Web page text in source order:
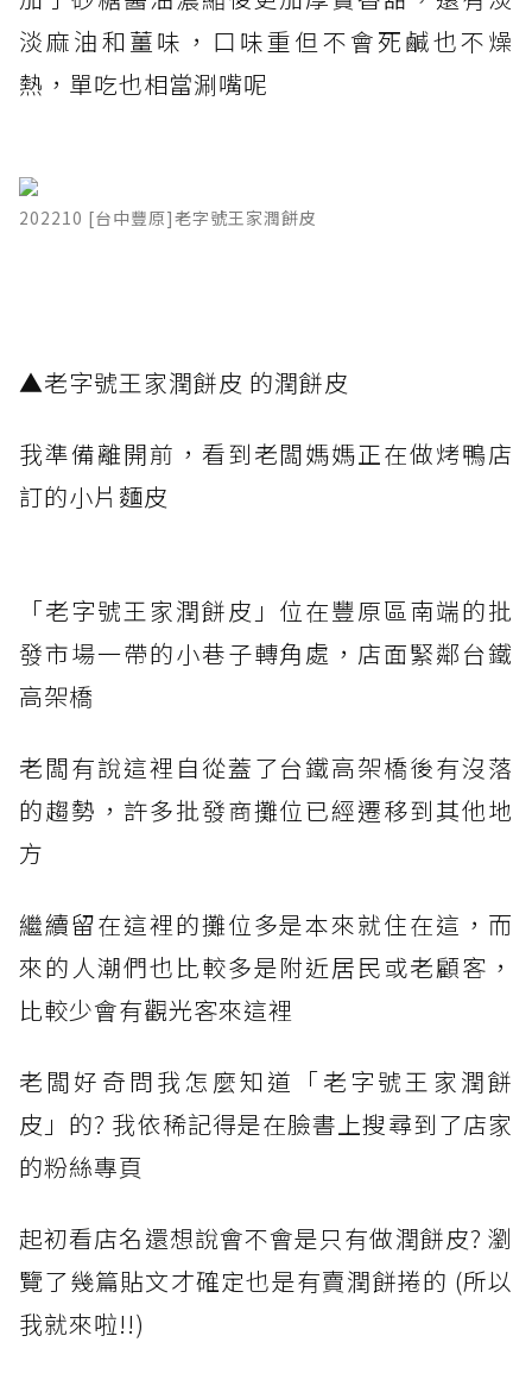
淡麻油和薑味，口味重但不會死鹹也不燥
熱，單吃也相當涮嘴呢
202210 [台中豐原]老字號王家潤餅皮
▲老字號王家潤餅皮 的潤餅皮
我準備離開前，看到老闆媽媽正在做烤鴨店
訂的小片麵皮
「老字號王家潤餅皮」位在豐原區南端的批
發市場一帶的小巷子轉角處，店面緊鄰台鐵
高架橋
老闆有說這裡自從蓋了台鐵高架橋後有沒落
的趨勢，許多批發商攤位已經遷移到其他地
方
繼續留在這裡的攤位多是本來就住在這，而
來的人潮們也比較多是附近居民或老顧客，
比較少會有觀光客來這裡
老闆好奇問我怎麼知道「老字號王家潤餅
皮」的? 我依稀記得是在臉書上搜尋到了店家
的粉絲專頁
起初看店名還想說會不會是只有做潤餅皮? 瀏
覽了幾篇貼文才確定也是有賣潤餅捲的 (所以
我就來啦!!)